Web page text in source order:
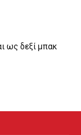
ως δεξί μπακ